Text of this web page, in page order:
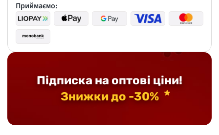
Підписка на оптові ціни!
Знижки до -30%
Приймаємо: